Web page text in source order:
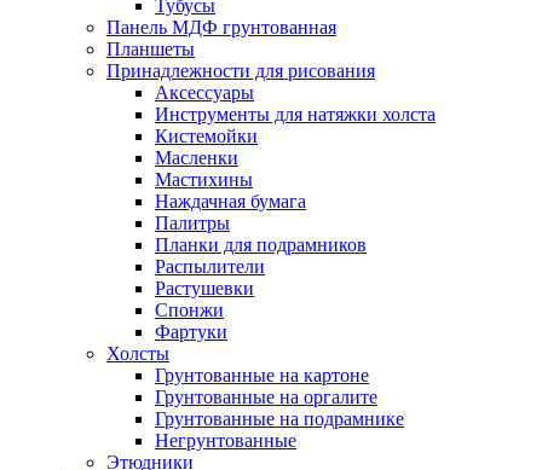
Тубусы
Панель МДФ грунтованная
Планшеты
Принадлежности для рисования
Аксессуары
Инструменты для натяжки холста
Кистемойки
Масленки
Мастихины
Наждачная бумага
Палитры
Планки для подрамников
Распылители
Растушевки
Спонжи
Фартуки
Холсты
Грунтованные на картоне
Грунтованные на оргалите
Грунтованные на подрамнике
Негрунтованные
Этюдники